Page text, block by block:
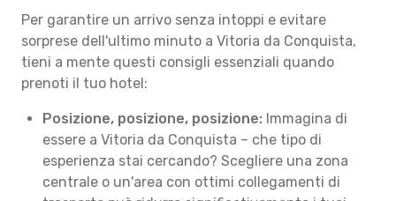
Per garantire un arrivo senza intoppi e evitare
sorprese dell'ultimo minuto a Vitoria da Conquista,
tieni a mente questi consigli essenziali quando
prenoti il tuo hotel:
Posizione, posizione, posizione: Immagina di
essere a Vitoria da Conquista – che tipo di
esperienza stai cercando? Scegliere una zona
centrale o un'area con ottimi collegamenti di